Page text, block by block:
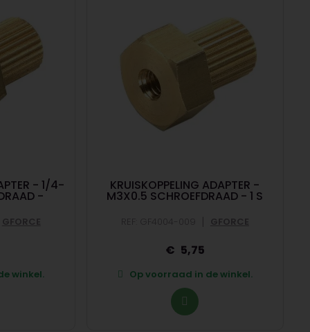
- 1/4-
-
GFORCE
winkel.
KRUISKOPPELING ADAPTER -
M3X0.5 SCHROEFDRAAD - 1 S
REF: GF4004-009 | GFORCE
5,75
Op voorraad in de winkel.